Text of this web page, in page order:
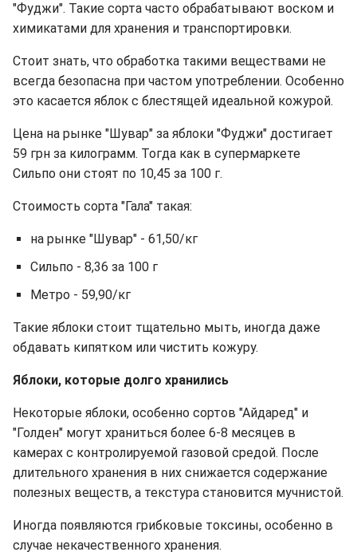
"Фуджи". Такие сорта часто обрабатывают воском и
химикатами для хранения и транспортировки.
Стоит знать, что обработка такими веществами не
всегда безопасна при частом употреблении. Особенно
это касается яблок с блестящей идеальной кожурой.
Цена на рынке "Шувар" за яблоки "Фуджи" достигает
59 грн за килограмм. Тогда как в супермаркете
Сильпо они стоят по 10,45 за 100 г.
Стоимость сорта "Гала" такая:
на рынке "Шувар" - 61,50/кг
Сильпо - 8,36 за 100 г
Метро - 59,90/кг
Такие яблоки стоит тщательно мыть, иногда даже
обдавать кипятком или чистить кожуру.
Яблоки, которые долго хранились
Некоторые яблоки, особенно сортов "Айдаред" и
"Голден" могут храниться более 6-8 месяцев в
камерах с контролируемой газовой средой. После
длительного хранения в них снижается содержание
полезных веществ, а текстура становится мучнистой.
Иногда появляются грибковые токсины, особенно в
случае некачественного хранения.